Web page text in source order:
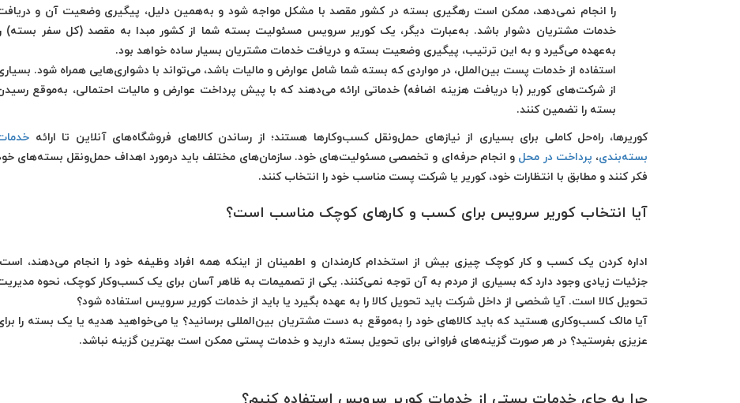
را انجام نمی‌دهد، ممکن است رهگیری بسته در کشور مقصد با مشکل مواجه شود و به‌همین دلیل، پیگیری وضعیت آن و
خدمات مشتریان دشوار باشد. به‌عبارت دیگر، یک کوریر سرویس مسئولیت بسته شما از کشور مبدا به مقصد (کل سفر بسته)
به‌عهده می‌گیرد و به این ترتیب، پیگیری وضعیت بسته و دریافت خدمات مشتریان بسیار ساده خواهد بود.
استفاده از خدمات پست بین‌الملل، در مواردی که بسته شما شامل عوارض و مالیات باشد، می‌تواند با دشواری‌هایی همراه شود.
از شرکت‌های کوریر (با دریافت هزینه اضافه) خدماتی ارائه می‌دهند که با پیش پرداخت عوارض و مالیات احتمالی، به‌موقع
بسته را تضمین کنند.
کوریرها، راه‌حل کاملی برای بسیاری از نیازهای حمل‌ونقل کسب‌وکارها هستند؛ از رساندن کالاهای فروشگاه‌های آنلاین تا ارائه
بسته‌بندی، پرداخت در محل و انجام حرفه‌ای و تخصصی مسئولیت‌های خود. سازمان‌های مختلف باید درمورد اهداف حمل‌ونقل بسته‌های
فکر کنند و مطابق با انتظارات خود، کوریر یا شرکت پست مناسب خود را انتخاب کنند.
آیا انتخاب کوریر سرویس برای کسب و کارهای کوچک مناسب است؟
اداره کردن یک کسب و کار کوچک چیزی بیش از استخدام کارمندان و اطمینان از اینکه همه افراد وظیفه خود را انجام می‌دهند،
جزئیات زیادی وجود دارد که بسیاری از مردم به آن توجه نمی‌کنند. یکی از تصمیمات به ظاهر آسان برای یک کسب‌وکار کوچک، نحوه
تحویل کالا است. آیا شخصی از داخل شرکت باید تحویل کالا را به عهده بگیرد یا باید از خدمات کوریر سرویس‌ استفاده شود؟
آیا مالک کسب‌وکاری هستید که باید کالاهای خود را به‌موقع به دست مشتریان بین‌المللی برسانید؟ یا می‌خواهید هدیه یا یک بسته را
عزیزی بفرستید؟ در هر صورت گزینه‌های فراوانی برای تحویل بسته دارید و خدمات پستی ممکن است بهترین گزینه نباشد.